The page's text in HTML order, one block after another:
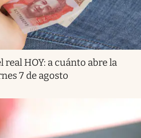
real HOY: a cuánto abre la
7 de agosto